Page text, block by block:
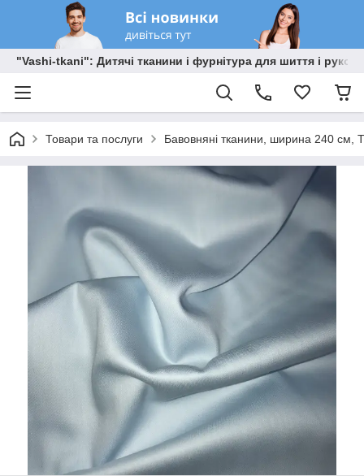
"Vashi-tkani": Дитячі тканини і фурнітура для шиття і
Товари та послуги Бавовняні тканини, ширина 240 см,